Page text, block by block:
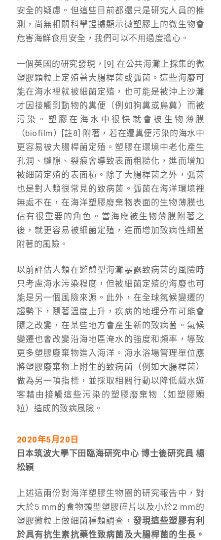
安全的疑慮。但這些目前都還只是研究人員的推
測，尚無相關科學證據顯示微塑膠上的微生物會
危害海鮮食用安全，我們可以不用過度擔心。
一個英國的研究發現，[9] 在公共海灘上採集的微
塑膠顆粒上定殖著大腸桿菌或弧菌。這些海廢可
能在海水裡就被細菌定殖，也可能是被沖上沙灘
才因接觸到動物的糞便（例如狗糞或鳥糞）而被
污染。塑膠在海水中很快就會被生物薄膜
（biofilm）[註8] 附著，若在遭糞便污染的海水中
更容易被大腸桿菌定殖。塑膠在環境中老化產生
孔洞、縫隙、裂痕會導致表面粗糙化，進而增加
被細菌定殖的表面積。除了大腸桿菌之外，弧菌
也是對人類很常見的致病菌。弧菌在海洋環境裡
無處不在，在海洋塑膠廢棄物表面的生物薄膜也
佔有很重要的角色。當海廢被生物薄膜附著之
後，就更容易被細菌定殖，進而增加致病性細菌
附著的風險。
以前評估人類在遊憩型海灘暴露致病菌的風險時
只考慮海水污染程度，但被細菌定殖的海廢也可
能是另一個風險來源。此外，在全球氣候變遷的
趨勢下，隨著溫度上升，疾病的地理分布可能會
隨之改變，在某些地方會產生新的致病菌。氣候
變遷也會改變沿海地區淹水的強度和頻率，導致
更多塑膠廢棄物進入海洋。海水浴場管理單位應
將塑膠廢棄物上附生的致病菌（例如大腸桿菌）
做為另一項指標，並採取相關行動以降低戲水遊
客藉由接觸這些污染的塑膠廢棄物（如塑膠顆
粒）造成的致病風險。
2020年5月20日
日本筑波大學下田臨海研究中心 博士後研究員 楊
松穎
上述這兩份對海洋塑膠生物圈的研究報告中，對
大於5 mm的食物類型塑膠碎片以及小於2 mm的
塑膠微粒上做細菌種類調查， 發現這些塑膠有利
於具有抗生素抗藥性致病菌及大腸桿菌的生長。